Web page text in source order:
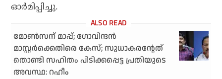
ഓര്‍മിപ്പിച്ചു.
മോണ്‍സന് മാപ്പ്; ഗോവിന്ദന്‍
മാസ്റ്റര്‍ക്കെതിരെ കേസ്; സുധാകരന്റേത്
തൊണ്ടി സഹിതം പിടിക്കപ്പെട്ട പ്രതിയുടെ
അവസ്ഥ: റഹീം